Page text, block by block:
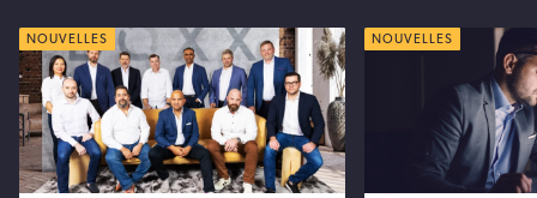
NOUVELLES NOUVELLES